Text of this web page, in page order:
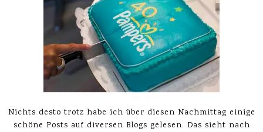
Nichts desto trotz habe ich über diesen Nachmittag einige
schöne Posts auf diversen Blogs gelesen. Das sieht nach